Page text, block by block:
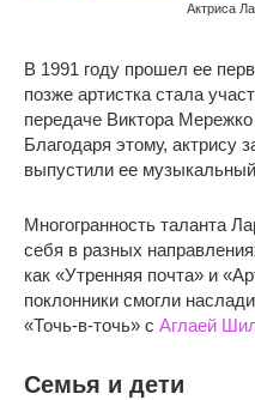
Актриса
В 1991 году прошел ее
позже артистка стала
передаче Виктора
Благодаря этому, актрису
выпустили ее
Многогранность таланта
себя в разных
как «Утренняя почта» и
поклонники смогли
«Точь-в-точь» с Аглаей
Семья и дети